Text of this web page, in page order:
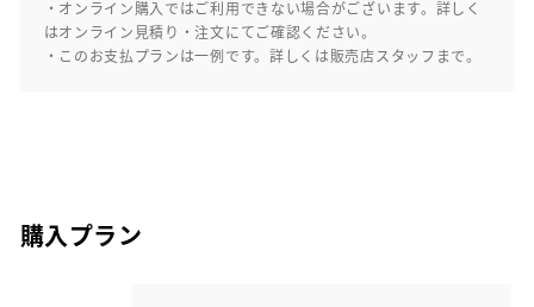
・オンライン購入ではご利用できない場合がございます。詳しく
はオンライン見積り・注文にてご確認ください。
・このお支払プランは一例です。詳しくは販売店スタッフまで。
購入プラン